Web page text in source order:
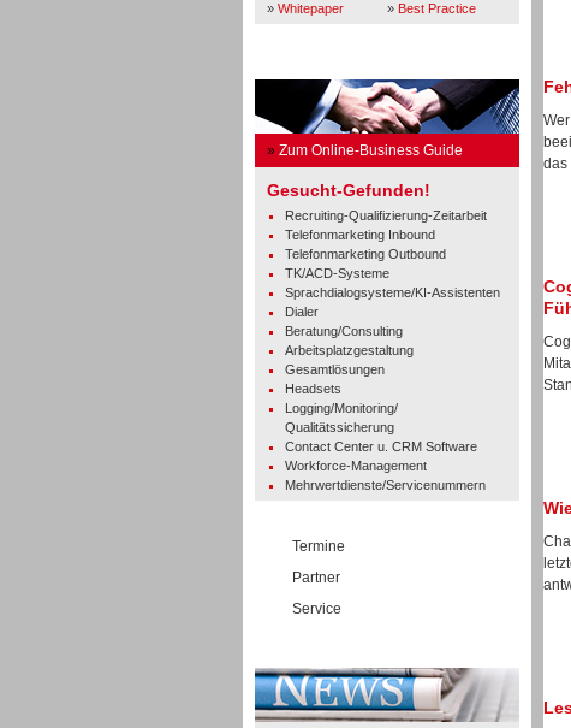
» Whitepaper » Best Practice
» Zum Online-Business Guide
Gesucht-Gefunden!
Recruiting-Qualifizierung-Zeitarbeit
Telefonmarketing Inbound
Telefonmarketing Outbound
TK/ACD-Systeme
Sprachdialogsysteme/KI-Assistenten
Dialer
Beratung/Consulting
Arbeitsplatzgestaltung
Gesamtlösungen
Headsets
Logging/Monitoring/
Qualitätssicherung
Contact Center u. CRM Software
Workforce-Management
Mehrwertdienste/Servicenummern
Termine
Partner
Service
das